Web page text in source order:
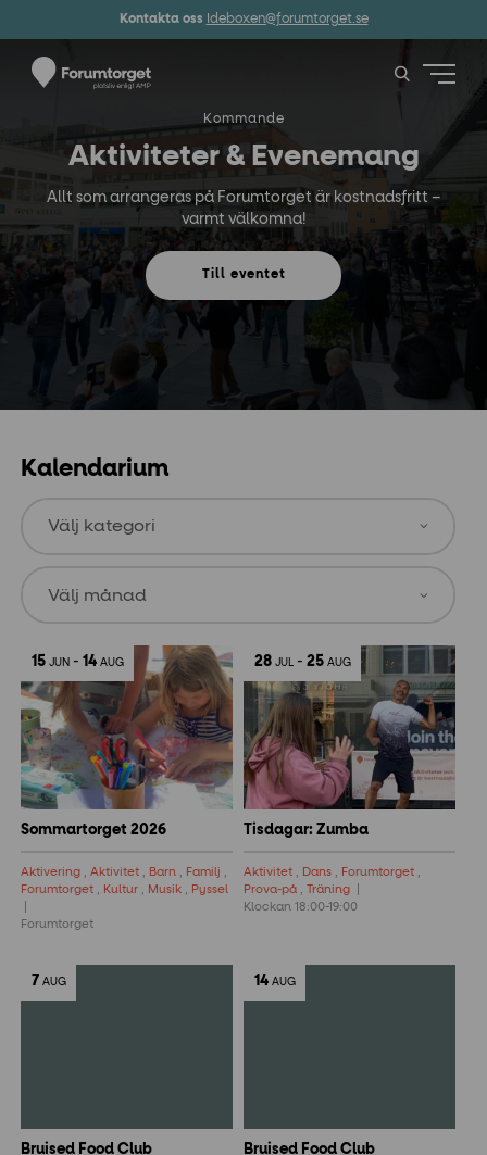
Kontakta oss Ideboxen@forumtorget.se
Kommande
Aktiviteter & Evenemang
Allt som arrangeras på Forumtorget är kostnadsfritt –
varmt välkomna!
Till eventet
Kalendarium
15 JUN- 14 AUG
Sommartorget 2026
Aktivering ,Aktivitet Barn Familj
Forumtorget
Kultur Musik Pyssel
Forumtorget
28 JUL- 25 AUG
Tisdagar: Zumba
Aktivitet Dans Forumtorget
Prova-på
Träning
Klockan 18:00-19:00
7 AUG
Bruised Food Club
14 AUG
Bruised Food Club